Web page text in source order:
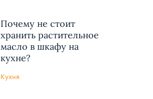
Почему не стоит
хранить растительное
масло в шкафу на
кухне?
Кухня